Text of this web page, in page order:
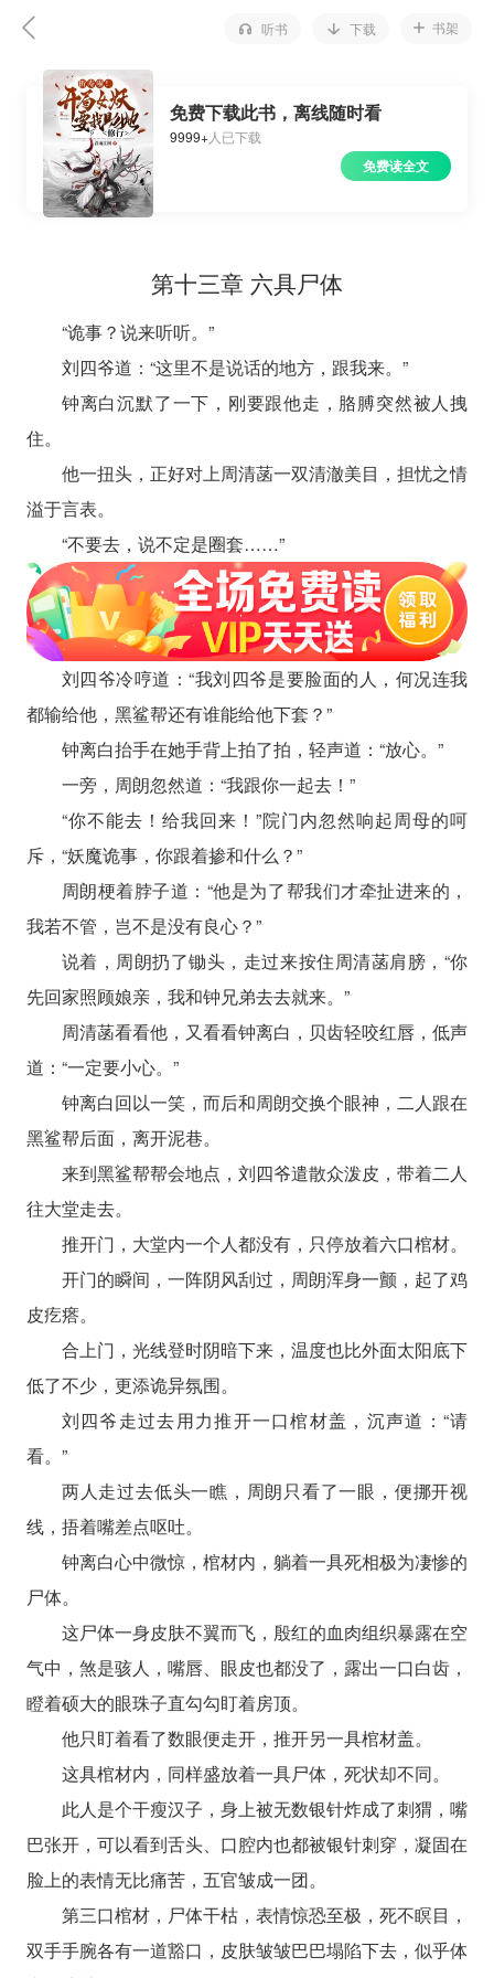
听书 下载 书架
免费下载此书，离线随时看
9999+人已下载
免费读全文
第十三章 六具尸体
“诡事？说来听听。”
刘四爷道：“这里不是说话的地方，跟我来。”
钟离白沉默了一下，刚要跟他走，胳膊突然被人拽
住。
他一扭头，正好对上周清菡一双清澈美目，担忧之情
溢于言表。
“不要去，说不定是圈套……”
刘四爷冷哼道：“我刘四爷是要脸面的人，何况连我
都输给他，黑鲨帮还有谁能给他下套？”
钟离白抬手在她手背上拍了拍，轻声道：“放心。”
一旁，周朗忽然道：“我跟你一起去！”
“你不能去！给我回来！”院门内忽然响起周母的呵
斥，“妖魔诡事，你跟着掺和什么？”
周朗梗着脖子道：“他是为了帮我们才牵扯进来的，
我若不管，岂不是没有良心？”
说着，周朗扔了锄头，走过来按住周清菡肩膀，“你
先回家照顾娘亲，我和钟兄弟去去就来。”
周清菡看看他，又看看钟离白，贝齿轻咬红唇，低声
道：“一定要小心。”
钟离白回以一笑，而后和周朗交换个眼神，二人跟在
黑鲨帮后面，离开泥巷。
来到黑鲨帮帮会地点，刘四爷遣散众泼皮，带着二人
往大堂走去。
推开门，大堂内一个人都没有，只停放着六口棺材。
开门的瞬间，一阵阴风刮过，周朗浑身一颤，起了鸡
皮疙瘩。
合上门，光线登时阴暗下来，温度也比外面太阳底下
低了不少，更添诡异氛围。
刘四爷走过去用力推开一口棺材盖，沉声道：“请
看。”
两人走过去低头一瞧，周朗只看了一眼，便挪开视
线，捂着嘴差点呕吐。
钟离白心中微惊，棺材内，躺着一具死相极为凄惨的
尸体。
这尸体一身皮肤不翼而飞，殷红的血肉组织暴露在空
气中，煞是骇人，嘴唇、眼皮也都没了，露出一口白齿，
瞪着硕大的眼珠子直勾勾盯着房顶。
他只盯着看了数眼便走开，推开另一具棺材盖。
这具棺材内，同样盛放着一具尸体，死状却不同。
此人是个干瘦汉子，身上被无数银针炸成了刺猬，嘴
巴张开，可以看到舌头、口腔内也都被银针刺穿，凝固在
脸上的表情无比痛苦，五官皱成一团。
第三口棺材，尸体干枯，表情惊恐至极，死不瞑目，
双手手腕各有一道豁口，皮肤皱皱巴巴塌陷下去，似乎体